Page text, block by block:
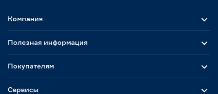
Компания
Полезная информация
Покупателям
Сервисы